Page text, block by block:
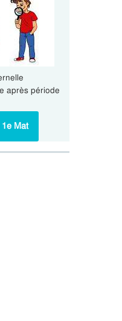
après période
Mat